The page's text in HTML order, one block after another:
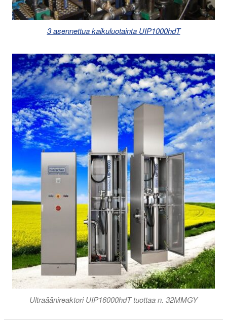
3 asennettua kaikuluotainta UIP1000hdT
Ultraäänireaktori UIP16000hdT tuottaa n. 32MMGY